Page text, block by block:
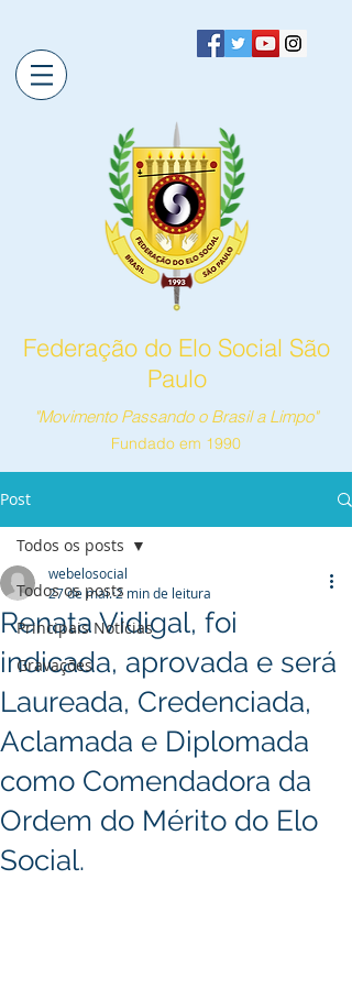
Federação do Elo Social São
Paulo
"Movimento Passando o Brasil a Limpo"
Fundado em 1990
Post
Todos os posts
Principais Notícias
Gravações
Todos os posts
Renata Vidigal, foi
indicada, aprovada e será
Laureada, Credenciada,
Aclamada e Diplomada
como Comendadora da
Ordem do Mérito do Elo
Social.
webelosocial
27 de mai.2 min de leitura